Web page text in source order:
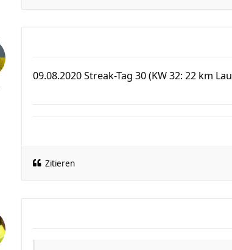
09.08.2020 Streak-Tag 30 (KW 32: 22 km
Zitieren